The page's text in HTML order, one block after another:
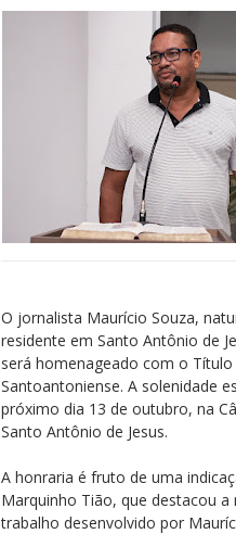
O jornalista Maurício Souza,
residente em Santo Antônio de
será homenageado com o Título
Santoantoniense. A solenidade
próximo dia 13 de outubro, na
Santo Antônio de Jesus.
A honraria é fruto de uma
Marquinho Tião, que destacou a
trabalho desenvolvido por